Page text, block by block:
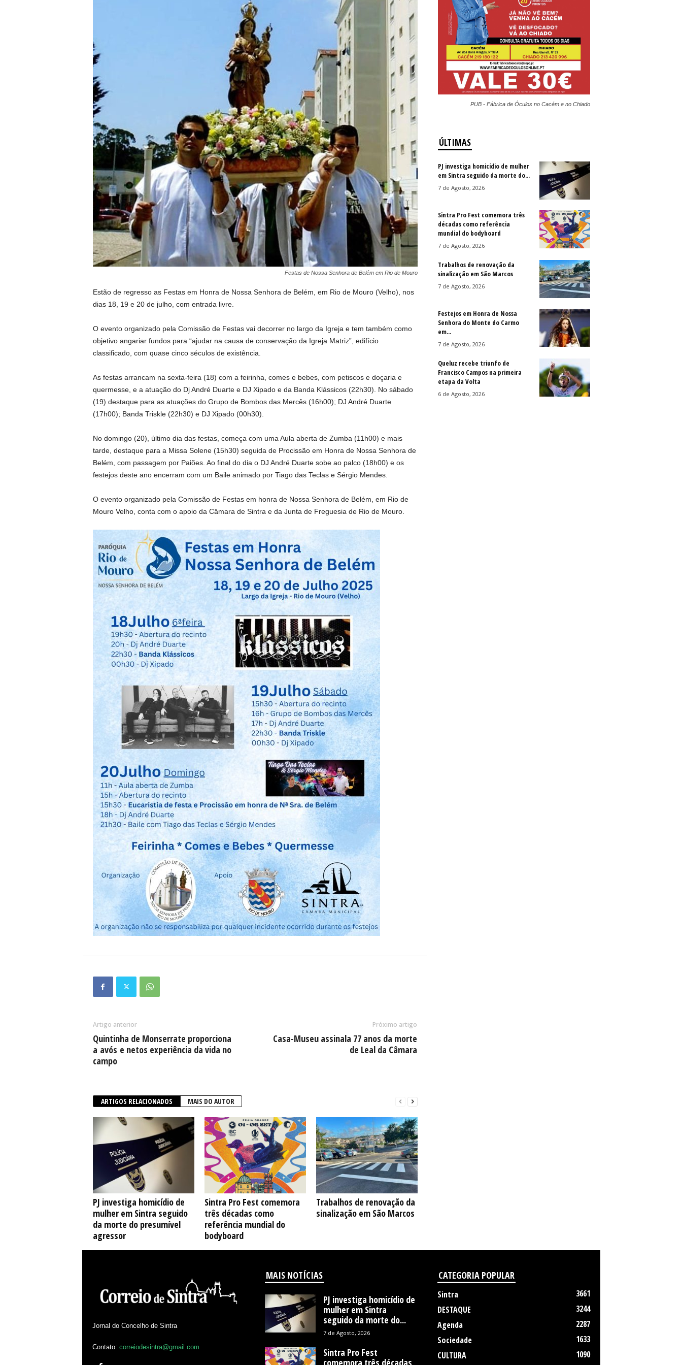
Festas de Nossa Senhora de Belém em Rio de Mouro
Estão de regresso as Festas em Honra de Nossa Senhora de Belém, em Rio de Mouro (Velho), nos
dias 18, 19 e 20 de julho, com entrada livre.
O evento organizado pela Comissão de Festas vai decorrer no largo da Igreja e tem também como
objetivo angariar fundos para “ajudar na causa de conservação da Igreja Matriz”, edifício
classificado, com quase cinco séculos de existência.
As festas arrancam na sexta-feira (18) com a feirinha, comes e bebes, com petiscos e doçaria e
quermesse, e a atuação do Dj André Duarte e DJ Xipado e da Banda Klássicos (22h30). No sábado
(19) destaque para as atuações do Grupo de Bombos das Mercês (16h00); DJ André Duarte
(17h00); Banda Triskle (22h30) e DJ Xipado (00h30).
No domingo (20), último dia das festas, começa com uma Aula aberta de Zumba (11h00) e mais
tarde, destaque para a Missa Solene (15h30) seguida de Procissão em Honra de Nossa Senhora de
Belém, com passagem por Paiões. Ao final do dia o DJ André Duarte sobe ao palco (18h00) e os
festejos deste ano encerram com um Baile animado por Tiago das Teclas e Sérgio Mendes.
O evento organizado pela Comissão de Festas em honra de Nossa Senhora de Belém, em Rio de
Mouro Velho, conta com o apoio da Câmara de Sintra e da Junta de Freguesia de Rio de Mouro.
Artigo anterior
Quintinha de Monserrate proporciona
a avós e netos experiência da vida no
campo
Próximo artigo
Casa-Museu assinala 77 anos da morte
de Leal da Câmara
ARTIGOS RELACIONADOS MAIS DO AUTOR
PJ investiga homicídio de
mulher em Sintra seguido
da morte do presumível
agressor
Sintra Pro Fest comemora
três décadas como
referência mundial do
bodyboard
Trabalhos de renovação da
sinalização em São Marcos
PUB - Fábrica de Óculos no Cacém e no Chiado
ÚLTIMAS
PJ investiga homicídio de mulher
em Sintra seguido da morte do...
7 de Agosto, 2026
Sintra Pro Fest comemora três
décadas como referência
mundial do bodyboard
7 de Agosto, 2026
Trabalhos de renovação da
sinalização em São Marcos
7 de Agosto, 2026
Festejos em Honra de Nossa
Senhora do Monte do Carmo
em...
7 de Agosto, 2026
Queluz recebe triunfo de
Francisco Campos na primeira
etapa da Volta
6 de Agosto, 2026
Jornal do Concelho de Sintra
Contato: correiodesintra@gmail.com
MAIS NOTÍCIAS
PJ investiga homicídio de
mulher em Sintra
seguido da morte do...
7 de Agosto, 2026
Sintra Pro Fest
comemora três décadas
CATEGORIA POPULAR
Sintra
3661
DESTAQUE
3244
Agenda
2287
Sociedade
1633
CULTURA
1090